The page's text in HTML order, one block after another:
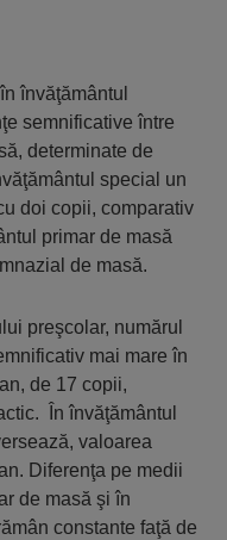
învăţământul
semnificative între
determinate de
special un
doi copii, comparativ
primar de masă
de masă.
preşcolar, numărul
mai mare în
de 17 copii,
În învăţământul
valoarea
Diferenţa pe medii
de masă şi în
constante faţă de